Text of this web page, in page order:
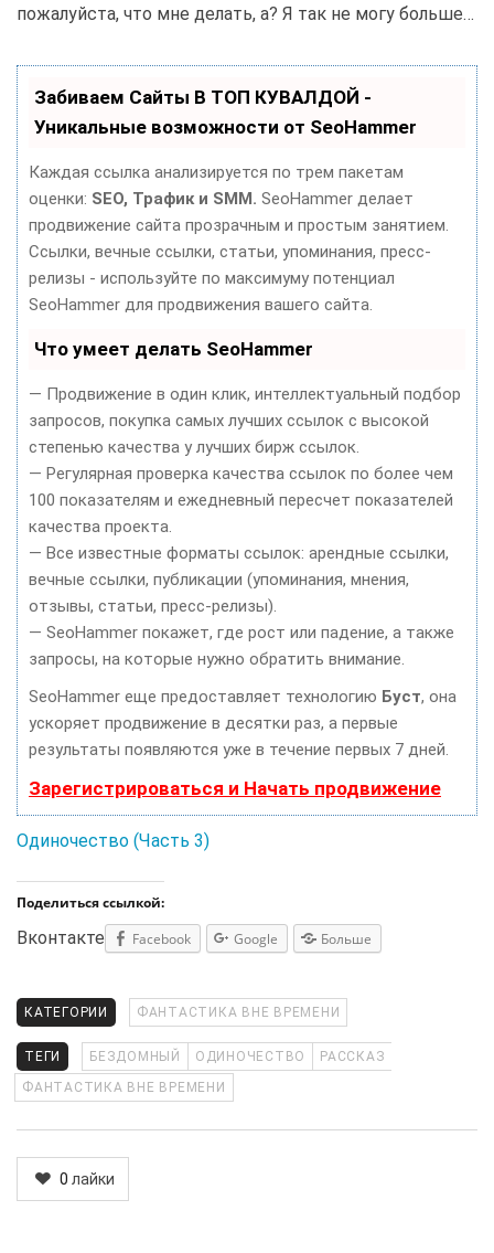
пожалуйста, что мне делать, а? Я так не могу больше…
Забиваем Сайты В ТОП КУВАЛДОЙ -
Уникальные возможности от SeoHammer
Каждая ссылка анализируется по трем пакетам
оценки: SEO, Трафик и SMM. SeoHammer делает
продвижение сайта прозрачным и простым занятием.
Ссылки, вечные ссылки, статьи, упоминания, пресс-
релизы - используйте по максимуму потенциал
SeoHammer для продвижения вашего сайта.
Что умеет делать SeoHammer
— Продвижение в один клик, интеллектуальный подбор
запросов, покупка самых лучших ссылок с высокой
степенью качества у лучших бирж ссылок.
— Регулярная проверка качества ссылок по более чем
100 показателям и ежедневный пересчет показателей
качества проекта.
— Все известные форматы ссылок: арендные ссылки,
вечные ссылки, публикации (упоминания, мнения,
отзывы, статьи, пресс-релизы).
— SeoHammer покажет, где рост или падение, а также
запросы, на которые нужно обратить внимание.
SeoHammer еще предоставляет технологию Буст, она
ускоряет продвижение в десятки раз, а первые
результаты появляются уже в течение первых 7 дней.
Зарегистрироваться и Начать продвижение
Одиночество (Часть 3)
Поделиться ссылкой:
Вконтакте Facebook Google Больше
КАТЕГОРИИ ФАНТАСТИКА ВНЕ ВРЕМЕНИ
ТЕГИ БЕЗДОМНЫЙ ОДИНОЧЕСТВО
РАССКАЗ
ФАНТАСТИКА ВНЕ ВРЕМЕНИ
0 лайки